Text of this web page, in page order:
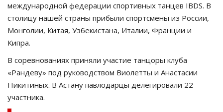
международной федерации спортивных танцев IBDS. В
столицу нашей страны прибыли спортсмены из России,
Монголии, Китая, Узбекистана, Италии, Франции и
Кипра.
В соревнованиях приняли участие танцоры клуба
«Рандеву» под руководством Виолетты и Анастасии
Никитиных. В Астану павлодарцы делегировали 22
участника.